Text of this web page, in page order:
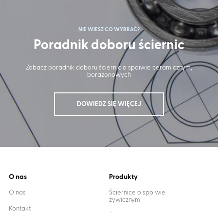
NIE WIESZ CO WYBRAĆ?
Poradnik doboru ściernic
Zobacz poradnik doboru ściernic o spoiwie ceramicznym,
borazonowych
DOWIEDZ SIĘ WIĘCEJ
O nas
O nas
Kontakt
Produkty
Ściernice o spoiwie
żywicznym